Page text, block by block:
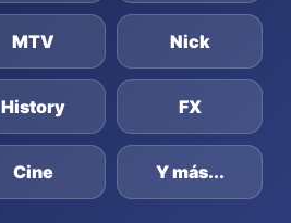
MTV Nick
History FX
Cine Y más...